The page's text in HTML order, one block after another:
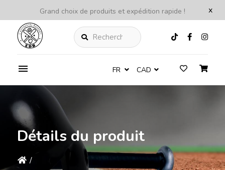
x
Grand choix de produits et expédition rapide !
Rechercher
FR CAD
Détails du produit
/